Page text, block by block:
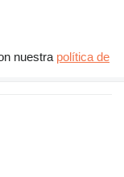
nuestra política de